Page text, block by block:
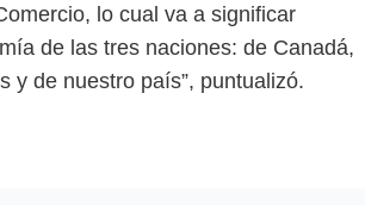
lo cual va a significar
de las tres naciones: de Canadá,
y de nuestro país”, puntualizó.